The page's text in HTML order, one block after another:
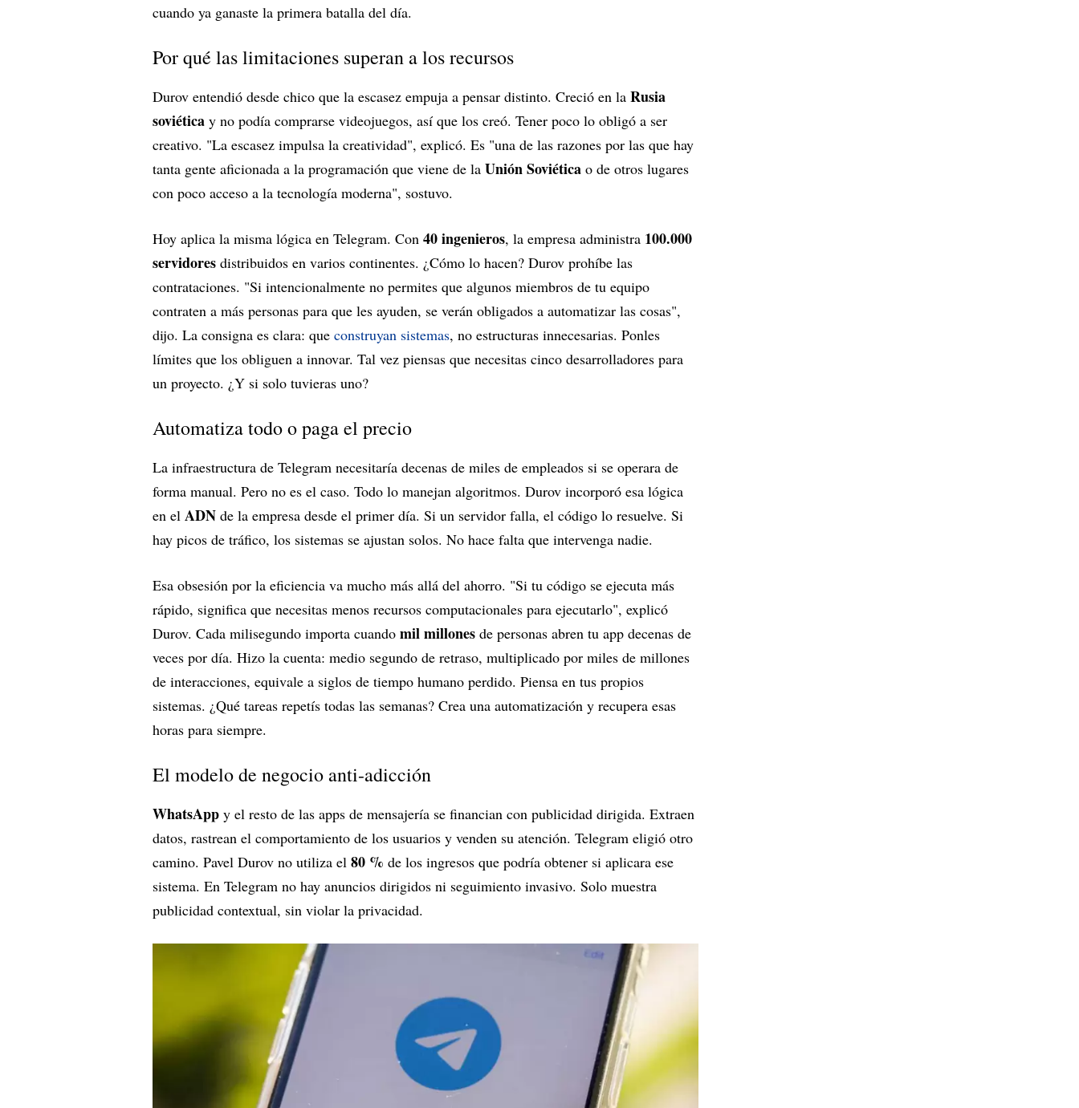
cuando ya ganaste la primera batalla del día.
Por qué las limitaciones superan a los recursos
Durov entendió desde chico que la escasez empuja a pensar distinto. Creció en la Rusia
soviética y no podía comprarse videojuegos, así que los creó. Tener poco lo obligó a ser
creativo. "La escasez impulsa la creatividad", explicó. Es "una de las razones por las que hay
tanta gente aficionada a la programación que viene de la Unión Soviética o de otros lugares
con poco acceso a la tecnología moderna", sostuvo.
Hoy aplica la misma lógica en Telegram. Con 40 ingenieros, la empresa administra 100.000
servidores distribuidos en varios continentes. ¿Cómo lo hacen? Durov prohíbe las
contrataciones. "Si intencionalmente no permites que algunos miembros de tu equipo
contraten a más personas para que les ayuden, se verán obligados a automatizar las cosas",
dijo. La consigna es clara: que construyan sistemas, no estructuras innecesarias. Ponles
límites que los obliguen a innovar. Tal vez piensas que necesitas cinco desarrolladores para
un proyecto. ¿Y si solo tuvieras uno?
Automatiza todo o paga el precio
La infraestructura de Telegram necesitaría decenas de miles de empleados si se operara de
forma manual. Pero no es el caso. Todo lo manejan algoritmos. Durov incorporó esa lógica
en el ADN de la empresa desde el primer día. Si un servidor falla, el código lo resuelve. Si
hay picos de tráfico, los sistemas se ajustan solos. No hace falta que intervenga nadie.
Esa obsesión por la eficiencia va mucho más allá del ahorro. "Si tu código se ejecuta más
rápido, significa que necesitas menos recursos computacionales para ejecutarlo", explicó
Durov. Cada milisegundo importa cuando mil millones de personas abren tu app decenas de
veces por día. Hizo la cuenta: medio segundo de retraso, multiplicado por miles de millones
de interacciones, equivale a siglos de tiempo humano perdido. Piensa en tus propios
sistemas. ¿Qué tareas repetís todas las semanas? Crea una automatización y recupera esas
horas para siempre.
El modelo de negocio anti-adicción
WhatsApp y el resto de las apps de mensajería se financian con publicidad dirigida. Extraen
datos, rastrean el comportamiento de los usuarios y venden su atención. Telegram eligió otro
camino. Pavel Durov no utiliza el 80 % de los ingresos que podría obtener si aplicara ese
sistema. En Telegram no hay anuncios dirigidos ni seguimiento invasivo. Solo muestra
publicidad contextual, sin violar la privacidad.